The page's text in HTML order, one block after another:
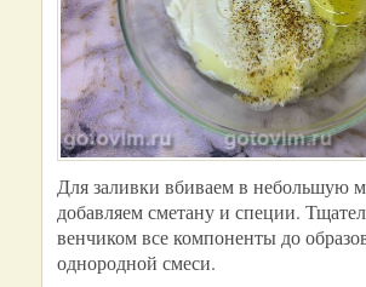
Для заливки вбиваем в небольшую
добавляем сметану и специи.
венчиком все компоненты до
однородной смеси.